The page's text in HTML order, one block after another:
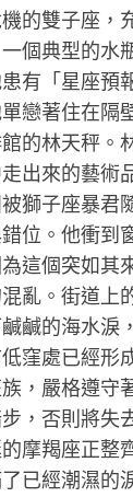
的雙子座，
個典型的水
有「星座預
戀著住在隔
的林天秤。
出來的藝術
獅子座暴君
位。他衝到
這個突如其
亂。街道上
鹹的海水淚
窪處已經形
，嚴格遵守
，否則將失
摩羯座正整
已經潮濕的